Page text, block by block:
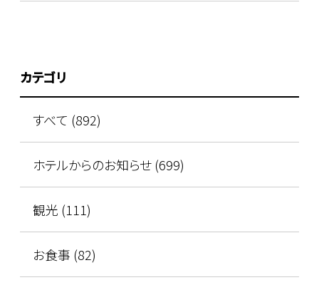
カテゴリ
すべて (892)
ホテルからのお知らせ (699)
観光 (111)
お食事 (82)